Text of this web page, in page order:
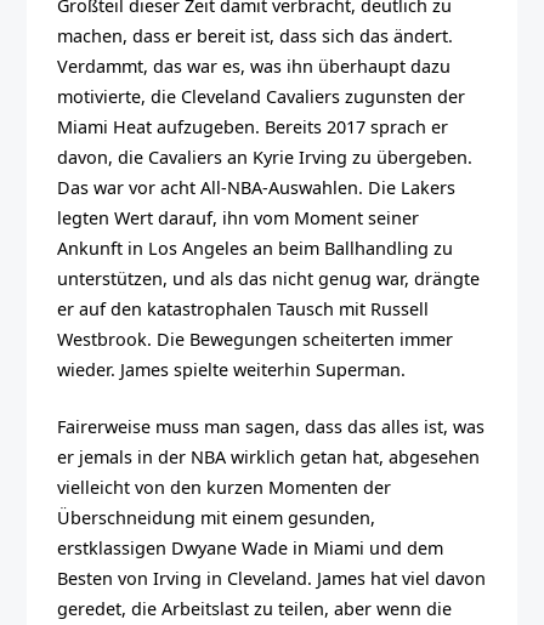
Großteil dieser Zeit damit verbracht, deutlich zu
machen, dass er bereit ist, dass sich das ändert.
Verdammt, das war es, was ihn überhaupt dazu
motivierte, die Cleveland Cavaliers zugunsten der
Miami Heat aufzugeben. Bereits 2017 sprach er
davon, die Cavaliers an Kyrie Irving zu übergeben.
Das war vor acht All-NBA-Auswahlen. Die Lakers
legten Wert darauf, ihn vom Moment seiner
Ankunft in Los Angeles an beim Ballhandling zu
unterstützen, und als das nicht genug war, drängte
er auf den katastrophalen Tausch mit Russell
Westbrook. Die Bewegungen scheiterten immer
wieder. James spielte weiterhin Superman.
Fairerweise muss man sagen, dass das alles ist, was
er jemals in der NBA wirklich getan hat, abgesehen
vielleicht von den kurzen Momenten der
Überschneidung mit einem gesunden,
erstklassigen Dwyane Wade in Miami und dem
Besten von Irving in Cleveland. James hat viel davon
geredet, die Arbeitslast zu teilen, aber wenn die